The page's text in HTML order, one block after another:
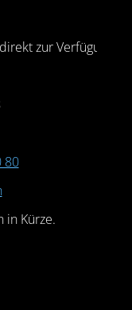
zur Verfügung:
80
in Kürze.